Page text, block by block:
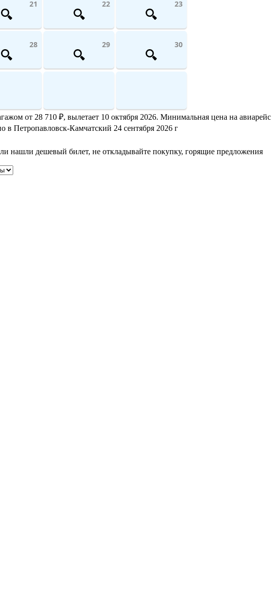
21 22 23
28 29 30
от 28 710 ₽, вылетает 10 октября 2026. Минимальная цена на авиарейс
в Петропавловск-Камчатский 24 сентября 2026 г
нашли дешевый билет, не откладывайте покупку, горящие предложения